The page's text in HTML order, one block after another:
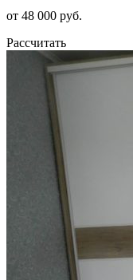
от 48 000 руб.
Рассчитать